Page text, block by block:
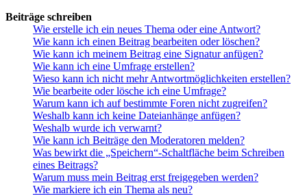
Beiträge schreiben
Wie erstelle ich ein neues Thema oder eine Antwort?
Wie kann ich einen Beitrag bearbeiten oder löschen?
Wie kann ich meinem Beitrag eine Signatur anfügen?
Wie kann ich eine Umfrage erstellen?
Wieso kann ich nicht mehr Antwortmöglichkeiten erstellen?
Wie bearbeite oder lösche ich eine Umfrage?
Warum kann ich auf bestimmte Foren nicht zugreifen?
Weshalb kann ich keine Dateianhänge anfügen?
Weshalb wurde ich verwarnt?
Wie kann ich Beiträge den Moderatoren melden?
Was bewirkt die „Speichern“-Schaltfläche beim Schreiben
eines Beitrags?
Warum muss mein Beitrag erst freigegeben werden?
Wie markiere ich ein Thema als neu?